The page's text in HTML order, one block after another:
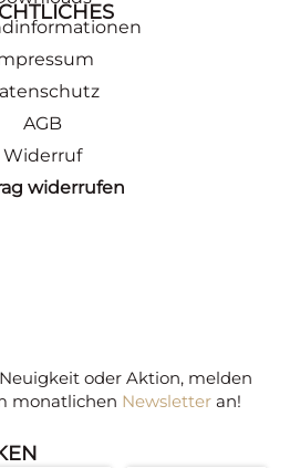
AGB
Widerruf
widerrufen
oder Aktion, melden
monatlichen Newsletteran!